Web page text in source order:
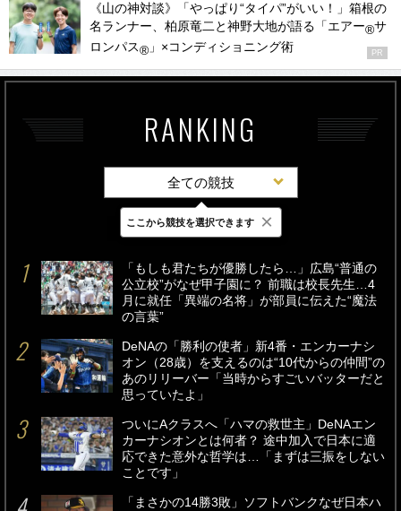
《山の神対談》「やっぱり“タイパ”がいい！」箱根の
名ランナー、柏原竜二と神野大地が語る「エアー®サ
ロンパス® 」×コンディショニング術 PR
RANKING
全ての競技
最新 24時間 週間
「もしも君たちが優勝したら…」広島“普通の
公立校”がなぜ甲子園に？ 前職は校長先生…4
月に就任「異端の名将」が部員に伝えた“魔法
の言葉”
DeNAの「勝利の使者」新4番・エンカーナシ
オン（28歳）を支えるのは“10代からの仲間”の
あのリリーバー「当時からすごいバッターだと
思っていたよ」
ついにAクラスへ「ハマの救世主」DeNAエン
カーナシオンとは何者？ 途中加入で日本に適
応できた意外な哲学は…「まずは三振をしない
ことです」
「まさかの14勝3敗」ソフトバンクなぜ日本ハ
ここから競技を選択できます ×